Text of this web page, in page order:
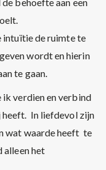
intuïtie de ruimte te
wordt en hierin
te gaan.
ik verdien en verbind
heeft. In liefdevol zijn
wat waarde heeft te
alleen het